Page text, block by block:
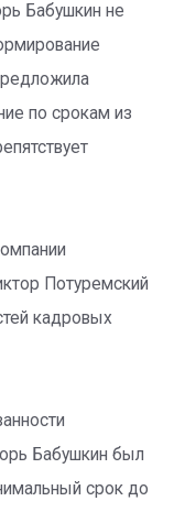
Бабушкин не
по срокам из
Потуремский
кадровых
Бабушкин был
срок до